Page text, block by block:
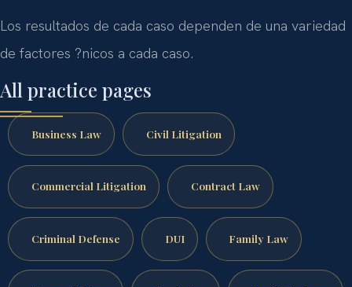
Los resultados de cada caso dependen de una variedad
de factores ?nicos a cada caso.
All practice pages
Business Law Civil Litigation
Commercial Litigation Contract Law
Criminal Defense DUI Family Law